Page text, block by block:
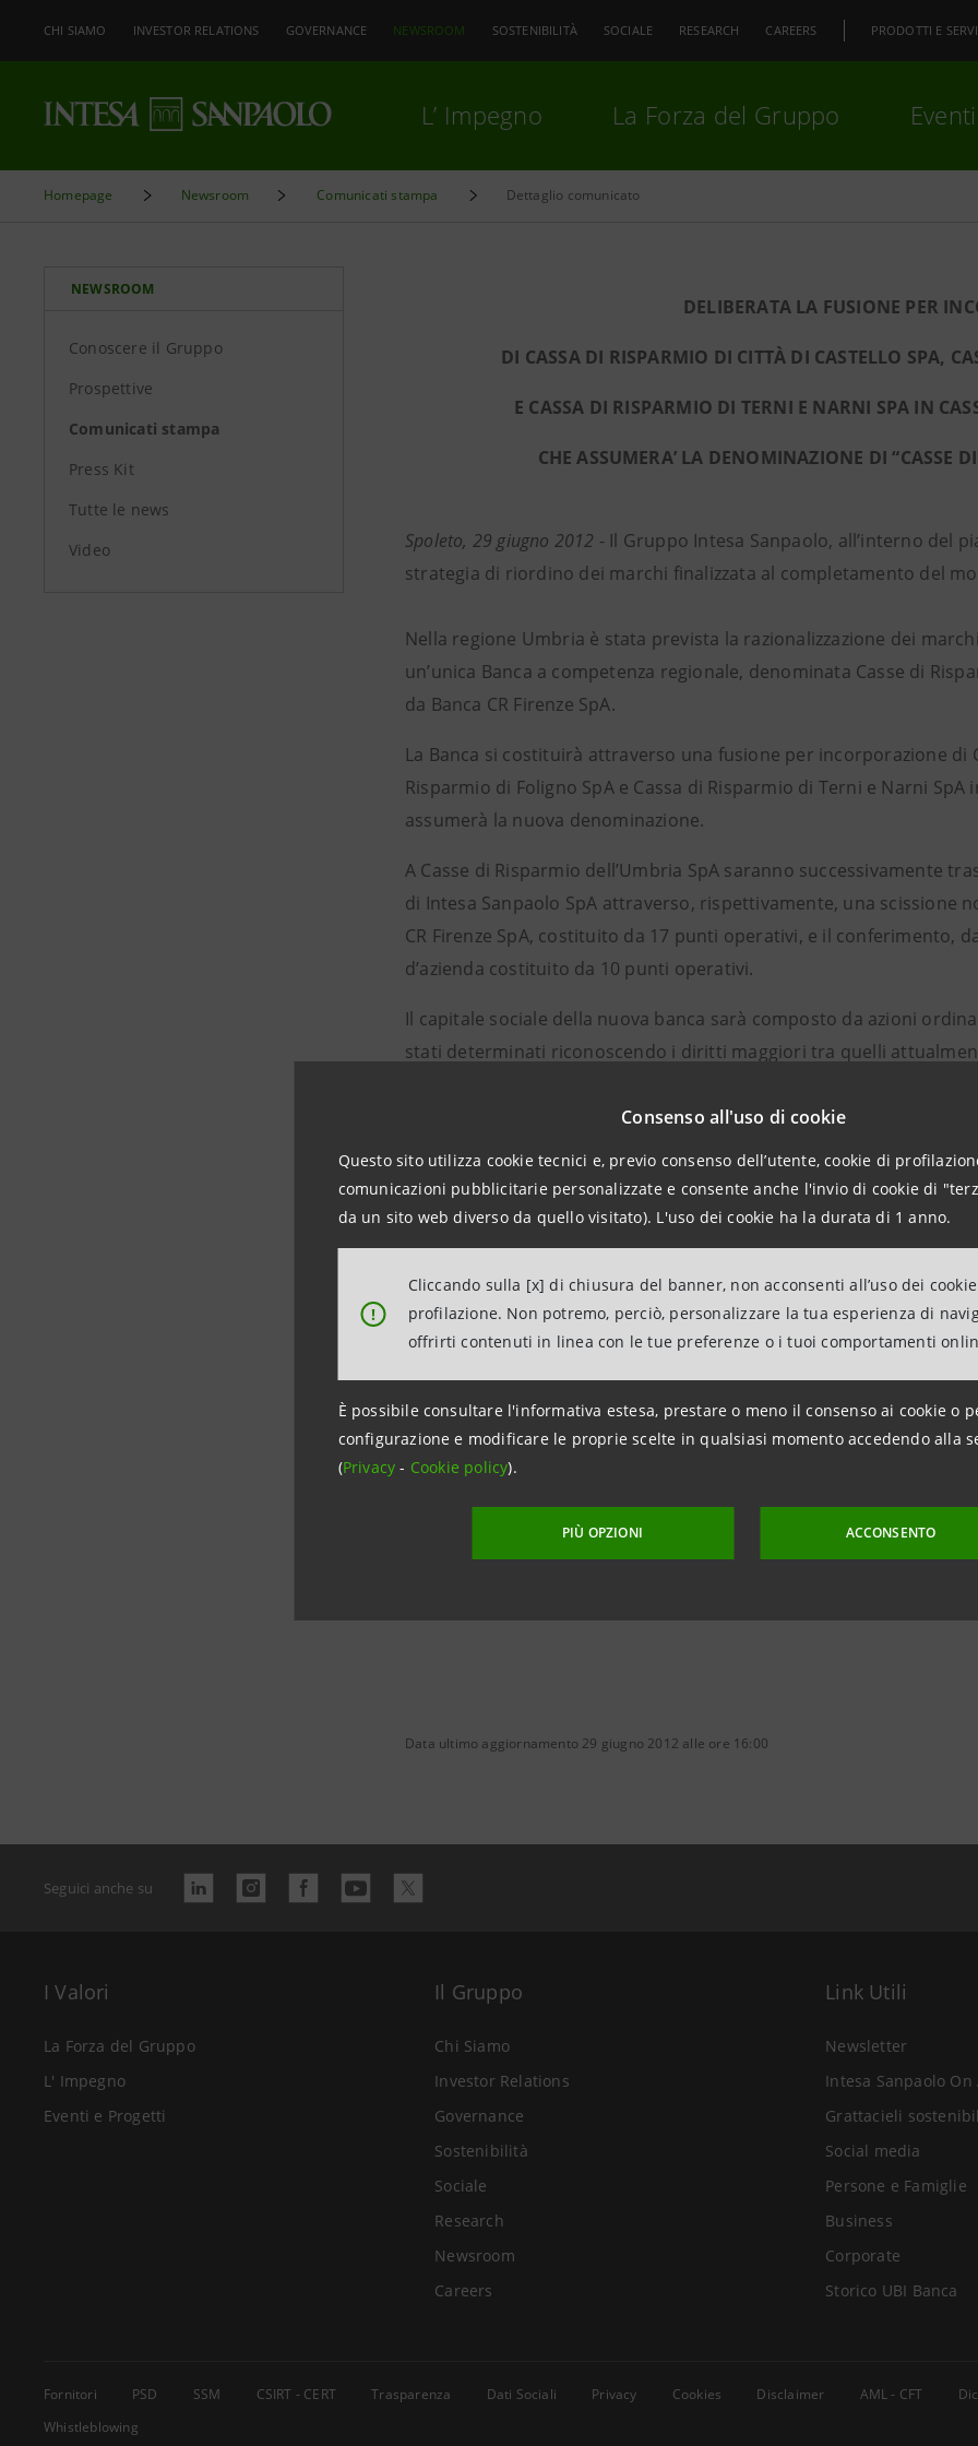
Consenso all'uso di cookie
Questo sito utilizza cookie tecnici e, previo consenso dell’utente, cookie di
comunicazioni pubblicitarie personalizzate e consente anche l'invio di cookie di
da un sito web diverso da quello visitato). L'uso dei cookie ha la durata di 1 anno.
!
Cliccando sulla [x] di chiusura del banner, non acconsenti all’uso dei
profilazione. Non potremo, perciò, personalizzare la tua esperienza di
offrirti contenuti in linea con le tue preferenze o i tuoi comportamenti
È possibile consultare l'informativa estesa, prestare o meno il consenso ai cookie o
configurazione e modificare le proprie scelte in qualsiasi momento accedendo alla
(Privacy- Cookie policy).
PIÙ OPZIONI ACCONSENTO
CHI SIAMO INVESTOR RELATIONS GOVERNANCE NEWSROOM SOSTENIBILITÀ SOCIALE RESEARCH CAREERS PRODOTTI E
L’ Impegno La Forza del Gruppo
Homepage Newsroom Comunicati stampa Dettaglio comunicato
NEWSROOM
Conoscere il Gruppo
Prospettive
Comunicati stampa
Press Kit
Tutte le news
Video
DELIBERATA LA FUSIONE PER
DI CASSA DI RISPARMIO DI CITTÀ DI CASTELLO SPA,
E CASSA DI RISPARMIO DI TERNI E NARNI SPA IN
CHE ASSUMERA’ LA DENOMINAZIONE DI “CASSE
Spoleto, 29 giugno 2012 - Il Gruppo Intesa Sanpaolo, all’interno del
strategia di riordino dei marchi finalizzata al completamento del
Nella regione Umbria è stata prevista la razionalizzazione dei
un’unica Banca a competenza regionale, denominata Casse di
da Banca CR Firenze SpA.
La Banca si costituirà attraverso una fusione per incorporazione di
Risparmio di Foligno SpA e Cassa di Risparmio di Terni e Narni SpA
assumerà la nuova denominazione.
A Casse di Risparmio dell’Umbria SpA saranno successivamente
di Intesa Sanpaolo SpA attraverso, rispettivamente, una scissione
CR Firenze SpA, costituito da 17 punti operativi, e il conferimento,
d’azienda costituito da 10 punti operativi.
Il capitale sociale della nuova banca sarà composto da azioni
stati determinati riconoscendo i diritti maggiori tra quelli
di Risparmio di Foligno SpA e della Cassa di Risparmio di Spoleto
posseduta per il 96% circa da Banca CR Firenze SpA, mentre la
azionisti terzi, in origine azionisti della Cassa di Risparmio di
L’operazione, subordinatamente all’ottenimento delle
2012 e consentirà di razionalizzare l’assetto organizzativo sul
GRUPPO INTESA SANPAOLO - Ufficio Stampa
Monica Biffoni Tel. 055 2612550 email:
Data ultimo aggiornamento 29 giugno 2012 alle ore 16:00
Seguici anche su
I Valori
La Forza del Gruppo
L' Impegno
Eventi e Progetti
Il Gruppo
Chi Siamo
Investor Relations
Governance
Sostenibilità
Sociale
Research
Newsroom
Careers
Link Utili
Newsletter
Intesa Sanpaolo On
Grattacieli
Social media
Persone e Famiglie
Business
Corporate
Storico UBI Banca
Fornitori PSD SSM CSIRT - CERT Trasparenza Dati Sociali Privacy Cookies Disclaimer AML - CFT
Whistleblowing